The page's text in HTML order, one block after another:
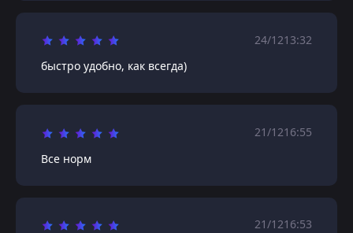
24/1213:32
быстро удобно, как всегда)
21/1216:55
Все норм
21/1216:53